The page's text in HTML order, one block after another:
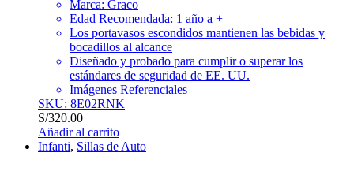
Marca: Graco
Edad Recomendada: 1 año a +
Los portavasos escondidos mantienen las bebidas y
bocadillos al alcance
Diseñado y probado para cumplir o superar los
estándares de seguridad de EE. UU.
Imágenes Referenciales
SKU: 8E02RNK
S/320.00
Añadir al carrito
Infanti, Sillas de Auto